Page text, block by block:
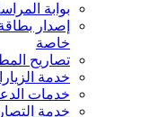
بوابة
إصدار
خاصة
تصاريح
خدمة
خدمات
خدمة